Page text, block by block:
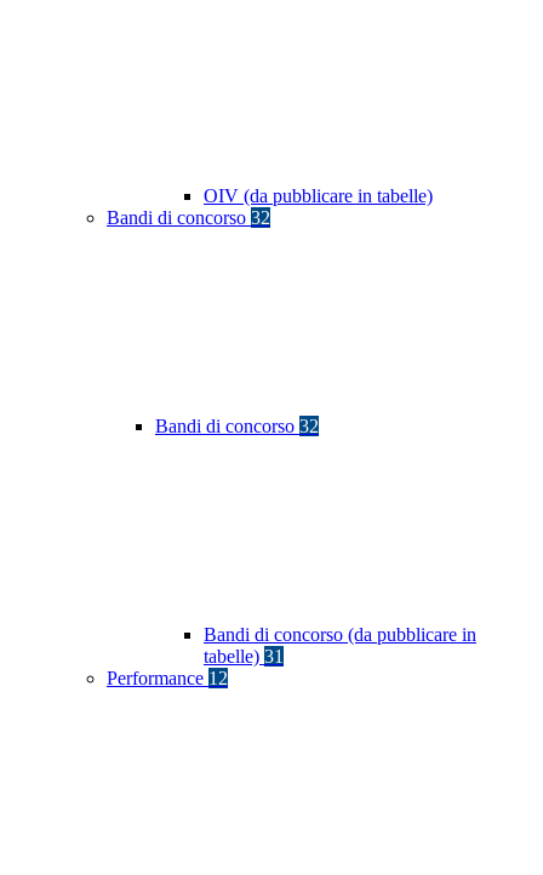
OIV (da pubblicare in tabelle)
Bandi di concorso 32
Bandi di concorso 32
Bandi di concorso (da pubblicare in
tabelle) 31
Performance 12